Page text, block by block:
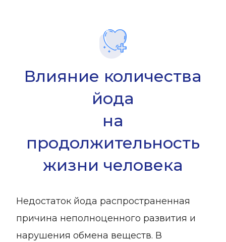
Влияние количества
йода
на
продолжительность
жизни человека
Недостаток йода распространенная
причина неполноценного развития и
нарушения обмена веществ. В